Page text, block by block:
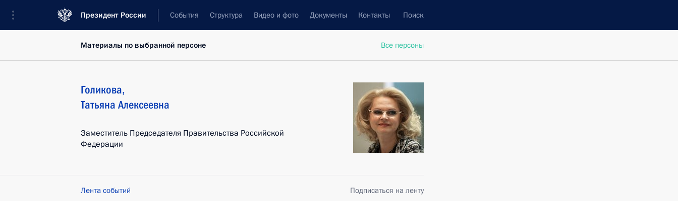
Президент России События Структура Видео и фото Документы Контакты Поиск
Все персоны
Материалы по выбранной персоне
Голикова,
Татьяна Алексеевна
Заместитель Председателя Правительства Российской
Федерации
Лента событий Подписаться на ленту